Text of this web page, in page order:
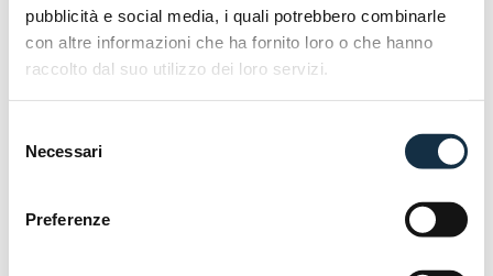
pubblicità e social media, i quali potrebbero combinarle
con altre informazioni che ha fornito loro o che hanno
raccolto dal suo utilizzo dei loro servizi.
delNecessari
Preferenze